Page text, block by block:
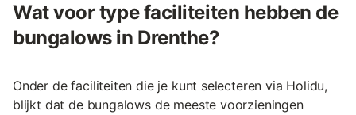
Wat voor type faciliteiten hebben de
bungalows in Drenthe?
Onder de faciliteiten die je kunt selecteren via Holidu,
blijkt dat de bungalows de meeste voorzieningen